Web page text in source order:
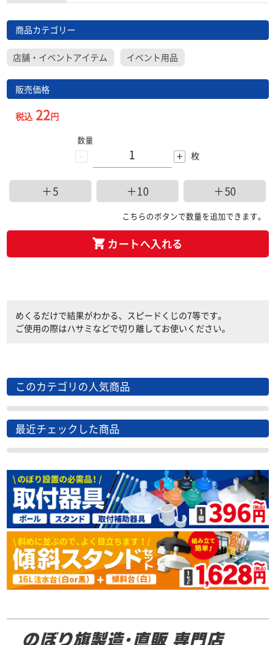
商品カテゴリー
店舗・イベントアイテム イベント用品
販売価格
税込22円
-
数量
+ 枚
＋5 ＋10 ＋50
こちらのボタンで数量を追加できます。
カートへ入れる
めくるだけで結果がわかる、スピードくじの7等です。
ご使用の際はハサミなどで切り離してお使いください。
このカテゴリの人気商品
最近チェックした商品